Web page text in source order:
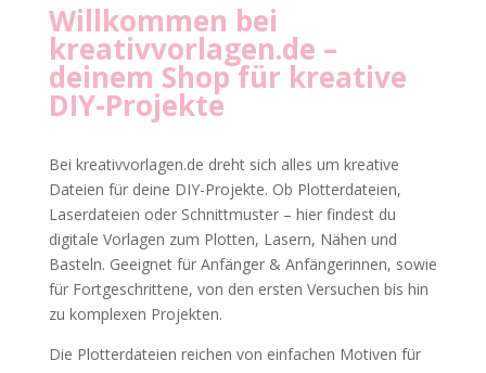
Willkommen bei
kreativvorlagen.de –
deinem Shop für kreative
DIY-Projekte
Bei kreativvorlagen.de dreht sich alles um kreative
Dateien für deine DIY-Projekte. Ob Plotterdateien,
Laserdateien oder Schnittmuster – hier findest du
digitale Vorlagen zum Plotten, Lasern, Nähen und
Basteln. Geeignet für Anfänger & Anfängerinnen, sowie
für Fortgeschrittene, von den ersten Versuchen bis hin
zu komplexen Projekten.
Die Plotterdateien reichen von einfachen Motiven für